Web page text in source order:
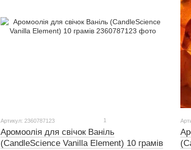
Артикул: 2360787123 1
Аромоолія для свічок Ваніль
(CandleScience Vanilla Element) 10 грамів